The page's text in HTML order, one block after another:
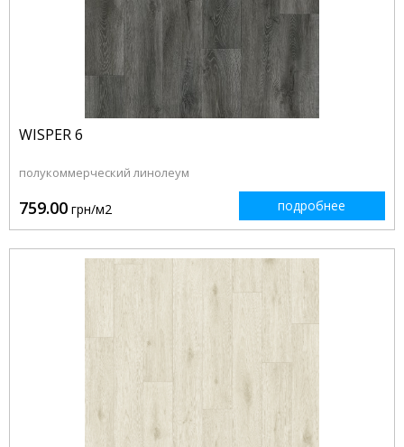
WISPER 6
полукоммерческий линолеум
759.00 грн/м2 подробнее